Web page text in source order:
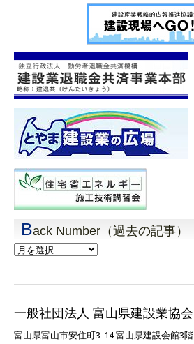
Back Number（過去の記事）
Back
Number（過
事）
一般社団法人 富山県建設業協会
富山県富山市安住町3-14 富山県建設会館3階